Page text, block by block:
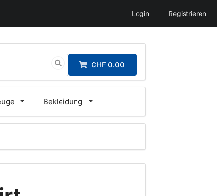
Login Registrieren
CHF 0.00
Bekleidung